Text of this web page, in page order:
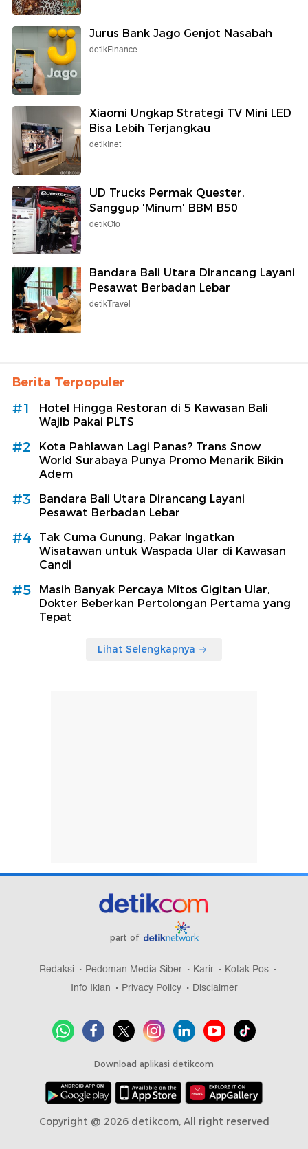
Jurus Bank Jago Genjot Nasabah
detikFinance
Xiaomi Ungkap Strategi TV Mini LED
Bisa Lebih Terjangkau
detikInet
UD Trucks Permak Quester,
Sanggup 'Minum' BBM B50
detikOto
Bandara Bali Utara Dirancang Layani
Pesawat Berbadan Lebar
detikTravel
Berita Terpopuler
#1
Hotel Hingga Restoran di 5 Kawasan Bali
Wajib Pakai PLTS
#2
Kota Pahlawan Lagi Panas? Trans Snow
World Surabaya Punya Promo Menarik Bikin
Adem
#3
Bandara Bali Utara Dirancang Layani
Pesawat Berbadan Lebar
#4
Tak Cuma Gunung, Pakar Ingatkan
Wisatawan untuk Waspada Ular di Kawasan
Candi
#5
Masih Banyak Percaya Mitos Gigitan Ular,
Dokter Beberkan Pertolongan Pertama yang
Tepat
Lihat Selengkapnya
part of
Redaksi Pedoman Media Siber Karir
Kotak Pos
Info Iklan
Privacy Policy Disclaimer
Download aplikasi detikcom
Copyright @ 2026 detikcom, All right reserved